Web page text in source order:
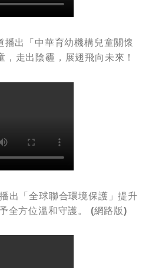
播出「中華育幼機構兒童關懷
走出陰霾，展翅飛向未來！
出「全球聯合環境保護」提升
全方位溫和守護。 (網路版)